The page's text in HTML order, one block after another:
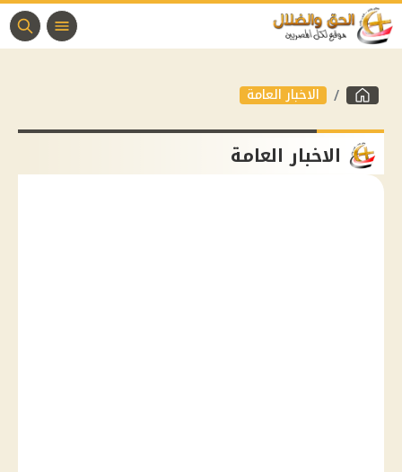
الاخبار العامة
الاخبار العامة